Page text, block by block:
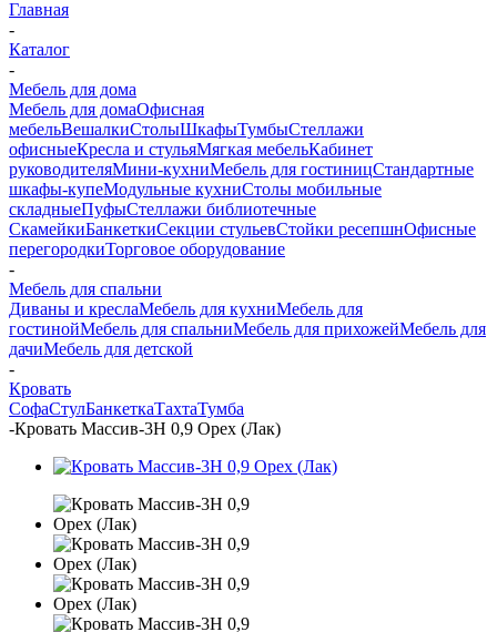
Главная
-
Каталог
-
Мебель для дома
Мебель для домаОфисная
мебельВешалкиСтолыШкафыТумбыСтеллажи
офисныеКресла и стульяМягкая мебельКабинет
руководителяМини-кухниМебель для гостиницСтандартные
шкафы-купеМодульные кухниСтолы мобильные
складныеПуфыСтеллажи библиотечные
СкамейкиБанкеткиСекции стульевСтойки ресепшнОфисные
перегородкиТорговое оборудование
-
Мебель для спальни
Диваны и креслаМебель для кухниМебель для
гостинойМебель для спальниМебель для прихожейМебель для
дачиМебель для детской
-
Кровать
СофаСтулБанкеткаТахтаТумба
-Кровать Массив-3Н 0,9 Орех (Лак)